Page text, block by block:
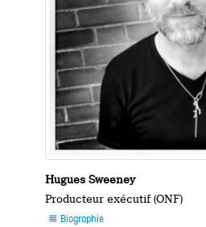
Hugues Sweeney
Producteur exécutif (ONF)
 Biographie